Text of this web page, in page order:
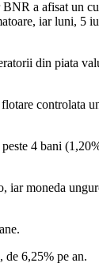
a afisat un
iar luni, 5
din piata
controlata
4 bani
moneda
de 6,25% pe an.